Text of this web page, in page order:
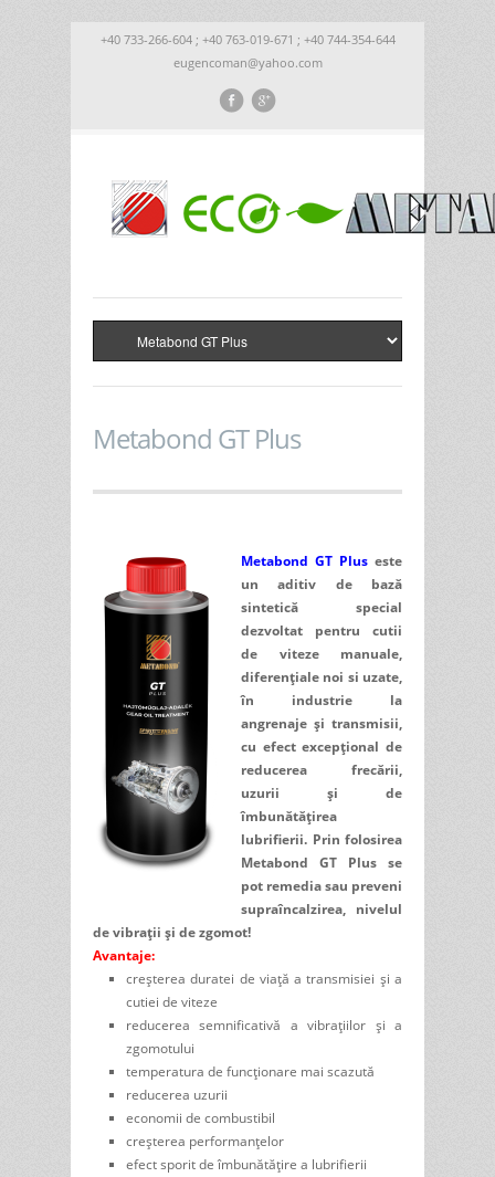
+40 733-266-604 ; +40 763-019-671 ; +40 744-354-644
eugencoman@yahoo.com
Metabond GT Plus
Metabond GT Plus este
un aditiv de bază
sintetică special
dezvoltat pentru cutii
de viteze manuale,
diferenţiale noi si uzate,
în industrie la
angrenaje şi transmisii,
cu efect excepţional de
reducerea frecării,
uzurii și de
îmbunătățirea
lubrifierii. Prin folosirea
Metabond GT Plus se
pot remedia sau preveni
supraîncalzirea, nivelul
de vibraţii şi de zgomot!
Avantaje:
creșterea duratei de viață a transmisiei și a
cutiei de viteze
reducerea semnificativă a vibrațiilor și a
zgomotului
temperatura de funcţionare mai scazută
reducerea uzurii
economii de combustibil
creșterea performanţelor
efect sporit de îmbunătățire a lubrifierii